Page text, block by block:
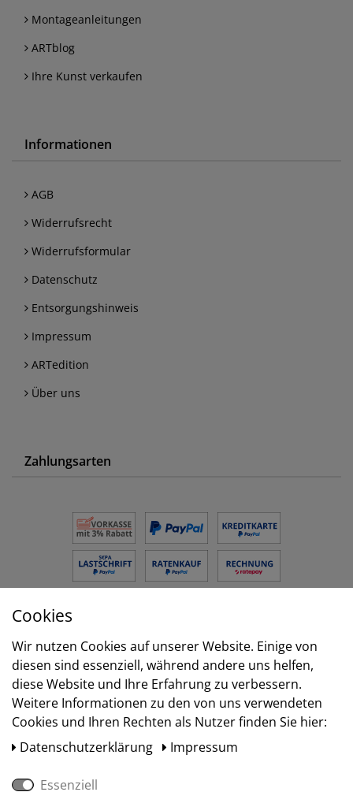
Montageanleitungen
ARTblog
Ihre Kunst verkaufen
Informationen
AGB
Widerrufsrecht
Widerrufsformular
Datenschutz
Entsorgungshinweis
Impressum
ARTedition
Über uns
Zahlungsarten
Versand
Cookies
Wir nutzen Cookies auf unserer Website. Einige von
diesen sind essenziell, während andere uns helfen,
diese Website und Ihre Erfahrung zu verbessern.
Weitere Informationen zu den von uns verwendeten
Cookies und Ihren Rechten als Nutzer finden Sie hier:
Daten­schutz­erklärung
Impressum
Essenziell